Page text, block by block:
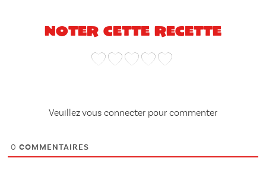
Noter cette recette
Veuillez vous connecter pour commenter
0 COMMENTAIRES